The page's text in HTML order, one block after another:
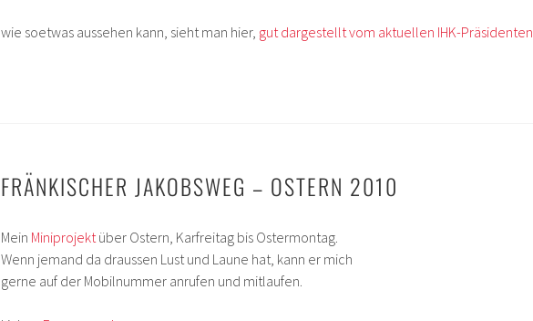
wie soetwas aussehen kann, sieht man hier, gut dargestellt vom aktuellen IHK-Präsidenten
FRÄNKISCHER JAKOBSWEG – OSTERN 2010
Mein Miniprojektüber Ostern, Karfreitag bis Ostermontag.
Wenn jemand da draussen Lust und Laune hat, kann er mich
gerne auf der Mobilnummer anrufen und mitlaufen.